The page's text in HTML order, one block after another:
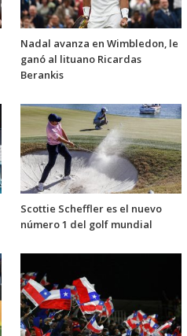
Nadal avanza en Wimbledon, le
ganó al lituano Ricardas
Berankis
Scottie Scheffler es el nuevo
número 1 del golf mundial